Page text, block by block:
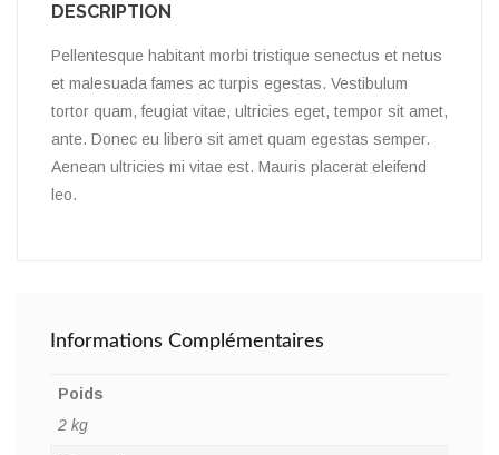
DESCRIPTION
Pellentesque habitant morbi tristique senectus et netus
et malesuada fames ac turpis egestas. Vestibulum
tortor quam, feugiat vitae, ultricies eget, tempor sit amet,
ante. Donec eu libero sit amet quam egestas semper.
Aenean ultricies mi vitae est. Mauris placerat eleifend
leo.
Informations Complémentaires
Poids
2 kg